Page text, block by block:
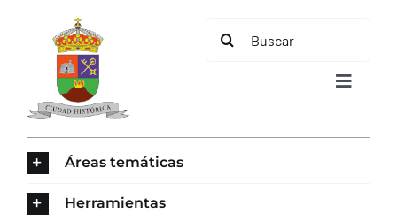
contenido
Buscar:
Toggle
Áreas temáticas
Herramientas